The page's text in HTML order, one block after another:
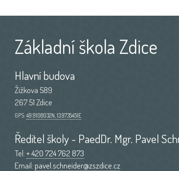
Základní škola Zdice
Hlavní budova
Žižkova 589
267 51 Zdice
GPS: 49.9108032N, 13.9735451E
Ředitel školy - PaedDr. Mgr. Pavel
Tel:+ 420 724 762 873
Email:pavel.schneider@zszdice.cz